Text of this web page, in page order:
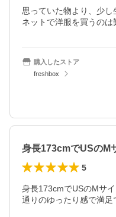
思っていた物より、少し
ネットで洋服を買うのは
購入したストア
freshbox
身長173cmでUSのM
5
身長173cmでUSのMサ
通りのゆったり感で満足